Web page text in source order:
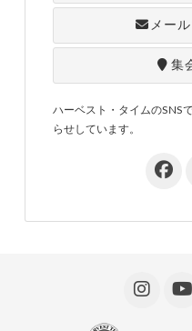
メー
集
ハーベスト・タイムのSNS
らせしています。